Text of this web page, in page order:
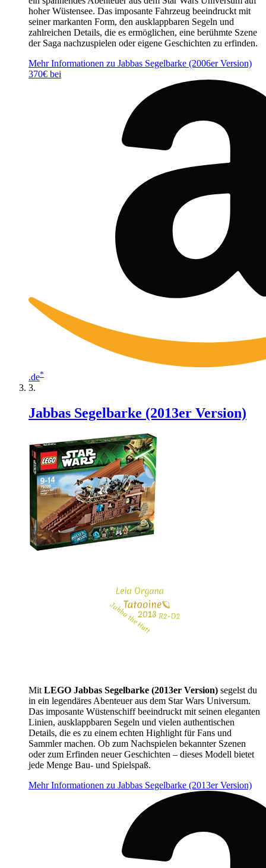
hoher Wüstensee. Das imposante Fahrzeug beeindruckt mit
seiner markanten Form, den ausklappbaren Segeln und
zahlreichen Details, die es ermöglichen, eine berühmte Szene
der Saga nachzuspielen oder eigene Geschichten zu erfinden.
Mehr Informationen zu Jabbas Segelbarke (2006er Version)
370€ bei
.de*
Jabbas Segelbarke (2013er Version)
Mit LEGO Jabbas Segelbarke (2013er Version) segelst du
in ein legendäres Abenteuer aus dem Star Wars Universum.
Das imposante Wüstenschiff beeindruckt mit seinen eleganten
Linien, ausklappbaren Segeln und vielen authentischen
Details, die es zu einem echten Highlight für Fans und
Sammler machen. Ob zum Nachspielen bekannter Szenen
oder zum Erfinden neuer Geschichten – dieses Modell bietet
jede Menge Bau- und Spielspaß.
Mehr Informationen zu Jabbas Segelbarke (2013er Version)